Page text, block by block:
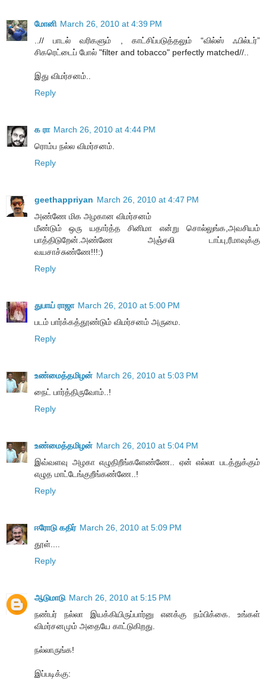
மோனி March 26, 2010 at 4:39 PM
..// பாடல் வரிகளும் , காட்சிப்படுத்தலும் “வில்ஸ் ஃபில்டர்”
சிகரெட்டைப் போல் "filter and tobacco" perfectly matched//..
இது விமர்சனம்..
Reply
க ரா March 26, 2010 at 4:44 PM
ரொம்ப நல்ல விமர்சனம்.
Reply
geethappriyan March 26, 2010 at 4:47 PM
அண்ணே மிக அழகான விமர்சனம்
மீண்டும் ஒரு யதார்த்த சினிமா என்று சொல்லுங்க,அவசியம்
பாத்திடுறேன்.அண்ணே அஞ்சலி டாப்பு,ரீமாவுக்கு
வயசாச்சுண்ணே!!!:)
Reply
துபாய் ராஜா March 26, 2010 at 5:00 PM
படம் பார்க்கத்தூண்டும் விமர்சனம் அருமை.
Reply
உண்மைத்தமிழன் March 26, 2010 at 5:03 PM
நைட் பார்த்திருவோம்..!
Reply
உண்மைத்தமிழன் March 26, 2010 at 5:04 PM
இவ்வளவு அழகா எழுதிறீங்களேண்ணே.. ஏன் எல்லா படத்துக்கும்
எழுத மாட்டேங்குறீங்கண்ணே..!
Reply
ஈரோடு கதிர் March 26, 2010 at 5:09 PM
தூள்....
Reply
ஆடுமாடு March 26, 2010 at 5:15 PM
நண்பர் நல்லா இயக்கியிருப்பார்னு எனக்கு நம்பிக்கை. உங்கள்
விமர்சனமும் அதையே காட்டுகிறது.
நல்லாருங்க!
இப்படிக்கு: